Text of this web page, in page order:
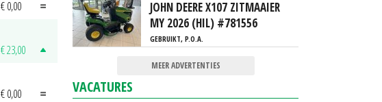
€ 0,00
€ 23,00
€ 0,00
JOHN DEERE X107 ZITMAAIER
MY 2026 (HIL) #781556
GEBRUIKT, P.O.A.
MEER ADVERTENTIES
VACATURES